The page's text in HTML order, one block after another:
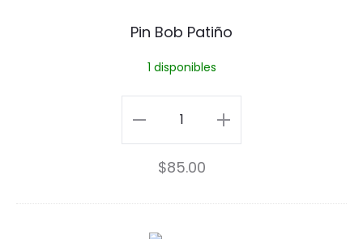
i
o
Pin Bob Patiño
1 disponibles
Pin
Bob
Patiño
cantidad
$85.00